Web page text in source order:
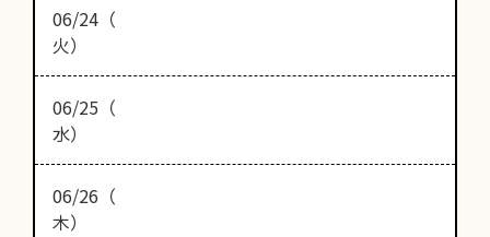
06/24（
火）
06/25（
水）
06/26（
木）